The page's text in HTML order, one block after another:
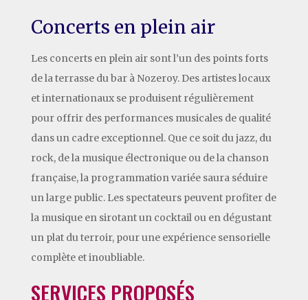
Concerts en plein air
Les concerts en plein air sont l’un des points forts
de la terrasse du bar à Nozeroy. Des artistes locaux
et internationaux se produisent régulièrement
pour offrir des performances musicales de qualité
dans un cadre exceptionnel. Que ce soit du jazz, du
rock, de la musique électronique ou de la chanson
française, la programmation variée saura séduire
un large public. Les spectateurs peuvent profiter de
la musique en sirotant un cocktail ou en dégustant
un plat du terroir, pour une expérience sensorielle
complète et inoubliable.
SERVICES PROPOSÉS